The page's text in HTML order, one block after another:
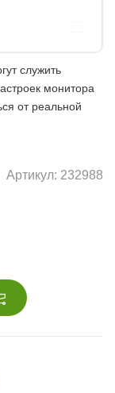
служить
монитора
от реальной
Артикул: 232988